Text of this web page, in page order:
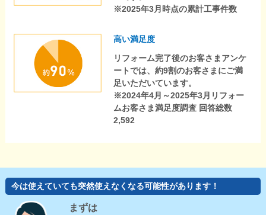
※2025年3月時点の累計工事件数
高い満足度
リフォーム完了後のお客さまアンケ
ートでは、約9割のお客さまにご満
足いただいています。
※2024年4月～2025年3月リフォー
ムお客さま満足度調査 回答総数
2,592
今は使えていても突然使えなくなる可能性があります！
まずは